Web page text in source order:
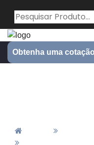
Obtenha uma